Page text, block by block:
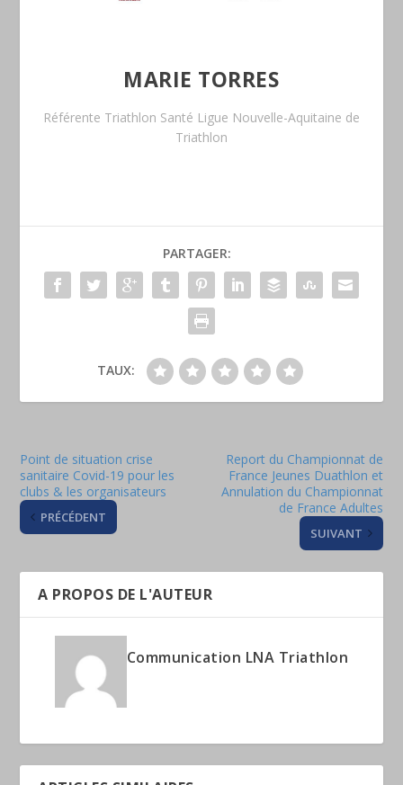
MARIE TORRES
Référente Triathlon Santé Ligue Nouvelle-Aquitaine de
Triathlon
PARTAGER:
TAUX:
Point de situation crise
sanitaire Covid-19 pour les
clubs & les organisateurs
PRÉCÉDENT
Report du Championnat de
France Jeunes Duathlon et
Annulation du Championnat
de France Adultes
SUIVANT
A PROPOS DE L'AUTEUR
Communication LNA Triathlon